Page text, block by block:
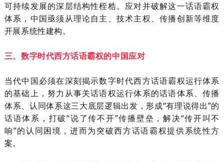
可持续发展的深层结构性桎梏。应对并破解这一话语霸权
体系，中国亟须从理论自主、技术主权、传播创新等维度
开展系统性建构。
三、数字时代西方话语霸权的中国应对
当代中国必须在深刻揭示数字时代西方话语霸权运行体系
的基础上，努力从事关话语权运行体系的话语体系、传播
体系、认同体系这三大底层逻辑出发，形成“有理说得出”的
话语体系，打破“说了传不开”传播壁垒，解决“传开叫不
响”的认同困境，进而为突破西方话语霸权提供系统性方
案。